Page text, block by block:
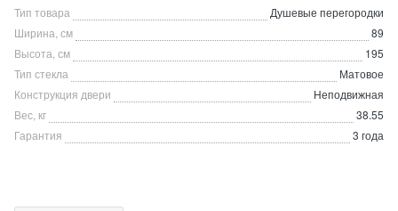
Тип товара
Душевые перегородки
Ширина, см
89
Высота, см
195
Тип стекла
Матовое
Конструкция двери
Неподвижная
Вес, кг
38.55
Гарантия
3 года